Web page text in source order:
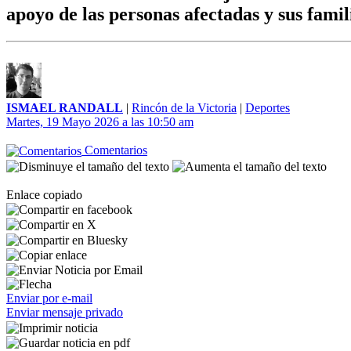
apoyo de las personas afectadas y sus
ISMAEL RANDALL | Rincón de la Victoria | Deportes
Martes, 19 Mayo 2026 a las 10:50 am
Comentarios
Enlace copiado
Enviar por e-mail
Enviar mensaje privado